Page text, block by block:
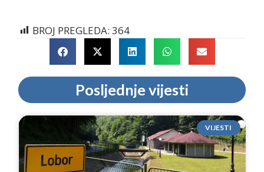
BROJ PREGLEDA: 364
Posljednje vijesti
VIJESTI